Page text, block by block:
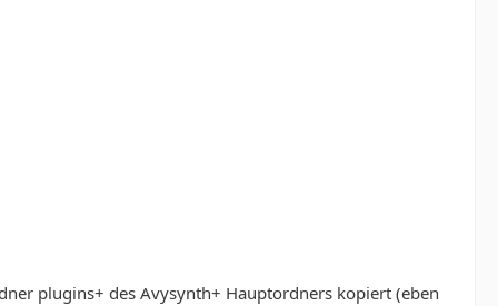
plugins+ des Avysynth+ Hauptordners kopiert (eben